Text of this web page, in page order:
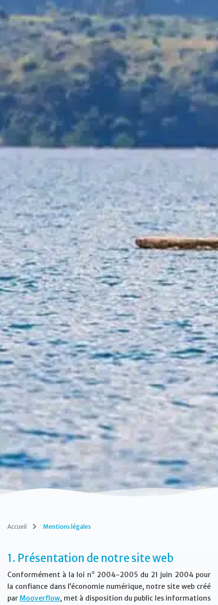
Accueil Mentions légales
1. Présentation de notre site web
Conformément à la loi n° 2004-2005 du 21 juin 2004 pour
la confiance dans l’économie numérique, notre site web créé
parMooverflow, met à disposition du public les informations